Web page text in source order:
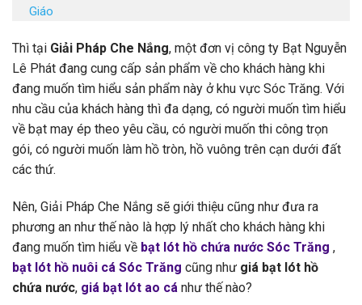
Giáo
Thì tại Giải Pháp Che Nắng, một đơn vị công ty Bạt Nguyễn
Lê Phát đang cung cấp sản phẩm về cho khách hàng khi
đang muốn tìm hiểu sản phẩm này ở khu vực Sóc Trăng. Với
nhu cầu của khách hàng thì đa dạng, có người muốn tìm hiểu
về bạt may ép theo yêu cầu, có người muốn thi công trọn
gói, có người muốn làm hồ tròn, hồ vuông trên cạn dưới đất
các thứ.
Nên, Giải Pháp Che Nắng sẽ giới thiệu cũng như đưa ra
phương an như thế nào là hợp lý nhất cho khách hàng khi
đang muốn tìm hiểu về bạt lót hồ chứa nước Sóc Trăng ,
bạt lót hồ nuôi cá Sóc Trăng cũng như giá bạt lót hồ
chứa nước, giá bạt lót ao cá như thế nào?